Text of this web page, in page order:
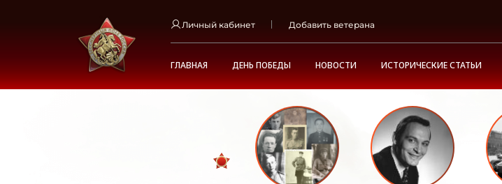
Личный кабинет Добавить ветерана
ГЛАВНАЯ ДЕНЬ ПОБЕДЫ НОВОСТИ ИСТОРИЧЕСКИЕ СТАТЬИ